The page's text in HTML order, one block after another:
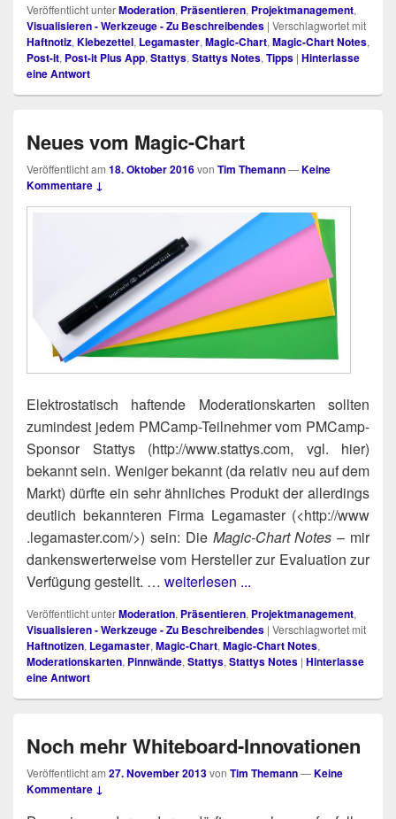
Veröffentlicht unterModeration, Präsentieren, Projektmanagement,
Visualisieren - Werkzeuge - Zu Beschreibendes | Verschlagwortet mit
Haftnotiz, Klebezettel, Legamaster, Magic-Chart, Magic-Chart Notes,
Post-it, Post-it Plus App, Stattys, Stattys Notes, Tipps | Hinterlasse
eine Antwort
Neues vom Magic-Chart
Veröffentlicht am 18. Oktober 2016von Tim Themann—Keine
Kommentare ↓
Elek­tro­sta­tisch haf­ten­de Mode­ra­ti­ons­kar­ten soll­ten
zumin­dest jedem PMCamp-Teil­neh­mer vom PMCamp-
Spon­sor Stat­tys (http://​www​.stat​tys​.com, vgl. hier)
bekannt sein. Weni­ger bekannt (da rela­tiv neu auf dem
Markt) dürf­te ein sehr ähn­li­ches Pro­dukt der aller­dings
deut­lich bekann­te­ren Fir­ma Legamas­ter (<http://​www​
.legamas​ter​.com/>) sein: Die Magic-Chart Notes – mir
dan­kens­wer­ter­wei­se vom Her­stel­ler zur Eva­lua­ti­on zur
Ver­fü­gung gestellt. … weiterlesen ...
Veröffentlicht unterModeration, Präsentieren, Projektmanagement,
Visualisieren - Werkzeuge - Zu Beschreibendes | Verschlagwortet mit
Haftnotizen, Legamaster, Magic-Chart, Magic-Chart Notes,
Moderationskarten, Pinnwände, Stattys, Stattys Notes | Hinterlasse
eine Antwort
Noch mehr Whiteboard-Innovationen
Veröffentlicht am 27. November 2013von Tim Themann—Keine
Kommentare ↓